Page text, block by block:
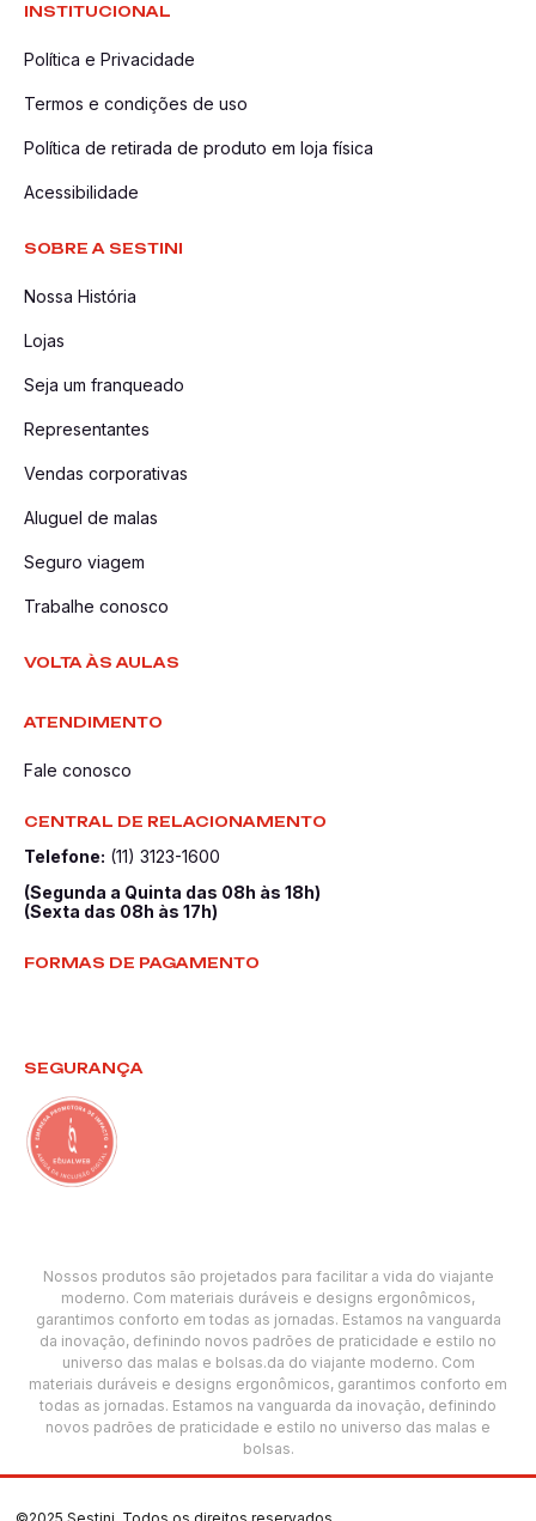
INSTITUCIONAL
Política e Privacidade
Termos e condições de uso
Política de retirada de produto em loja física
Acessibilidade
SOBRE A SESTINI
Nossa História
Lojas
Seja um franqueado
Representantes
Vendas corporativas
Aluguel de malas
Seguro viagem
Trabalhe conosco
VOLTA ÀS AULAS
ATENDIMENTO
Fale conosco
CENTRAL DE RELACIONAMENTO
Telefone: (11) 3123-1600
(Segunda a Quinta das 08h às 18h)
(Sexta das 08h às 17h)
FORMAS DE PAGAMENTO
SEGURANÇA
Nossos produtos são projetados para facilitar a vida do viajante
moderno. Com materiais duráveis e designs ergonômicos,
garantimos conforto em todas as jornadas. Estamos na vanguarda
da inovação, definindo novos padrões de praticidade e estilo no
universo das malas e bolsas.da do viajante moderno. Com
materiais duráveis e designs ergonômicos, garantimos conforto em
todas as jornadas. Estamos na vanguarda da inovação, definindo
novos padrões de praticidade e estilo no universo das malas e
bolsas.